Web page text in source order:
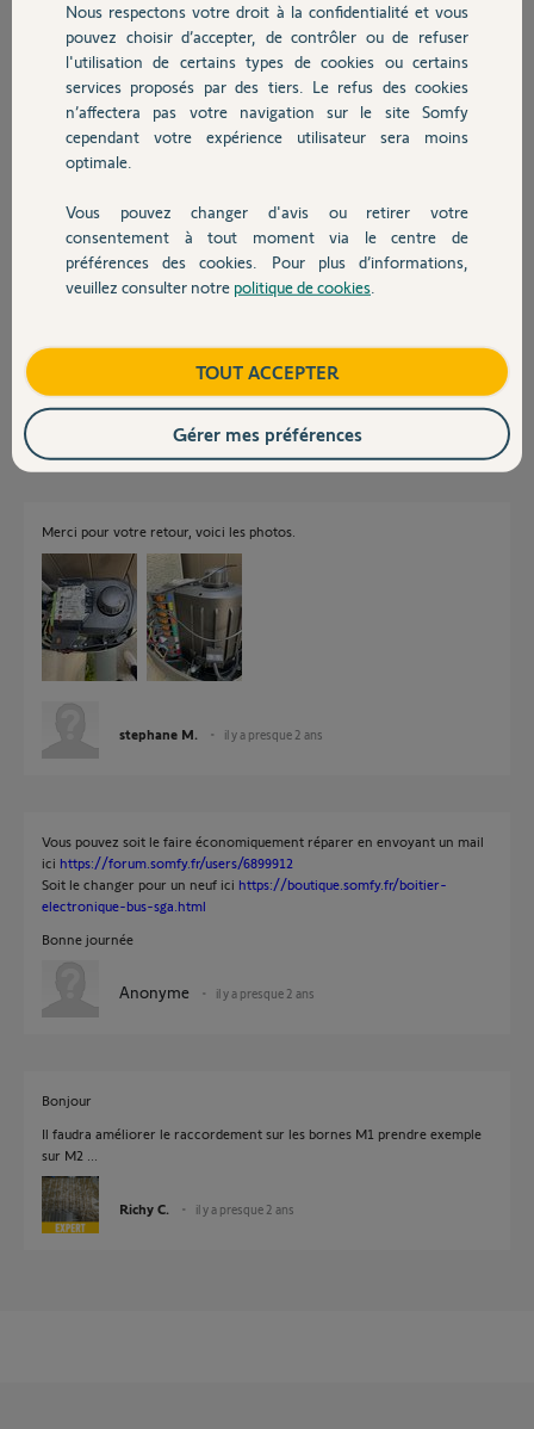
Chauffage
Autres produits
Devis avec un pro
Contact
Merci,
stephane M.
il y a presque 2 ans
Participer au fil de discussion
Réponses
Oui, le boitier est en défaut.
il y a presque 2 ans
Merci pour votre retour, voici les photos.
stephane M. il y a presque 2 ans
Vous pouvez soit le faire économiquement réparer en envoyant un mail
ici https://forum.somfy.fr/users/6899912
Soit le changer pour un neuf ici https://boutique.somfy.fr/boitier-
electronique-bus-sga.html
Bonne journée
Anonyme il y a presque 2 ans
Bonjour
Il faudra améliorer le raccordement sur les bornes M1 prendre exemple
sur M2 ...
Richy C. il y a presque 2 ans
Nous respectons votre droit à la confidentialité et vous
pouvez choisir d’accepter, de contrôler ou de refuser
l'utilisation de certains types de cookies ou certains
services proposés par des tiers. Le refus des cookies
n’affectera pas votre navigation sur le site Somfy
cependant votre expérience utilisateur sera moins
optimale.
Vous pouvez changer d'avis ou retirer votre
consentement à tout moment via le centre de
préférences des cookies. Pour plus d’informations,
veuillez consulter notre politique de cookies
TOUT ACCEPTER
Gérer mes préférences